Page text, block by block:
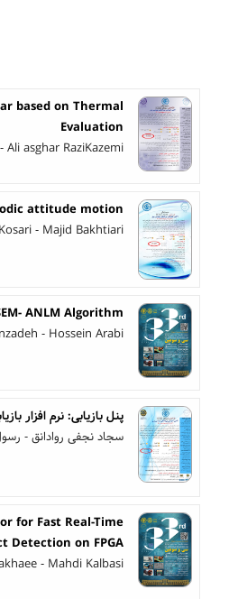
based on Thermal
Evaluation
asghar RaziKazemi
attitude motion
- Majid Bakhtiari
ANLM Algorithm
- Hossein Arabi
پنل بازیابی: نرم افزار
سجاد نجفی روادانق -
for Fast Real-Time
Detection on FPGA
- Mahdi Kalbasi